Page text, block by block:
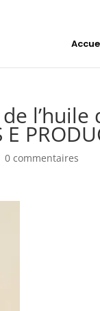
l’huile
0 commentaires